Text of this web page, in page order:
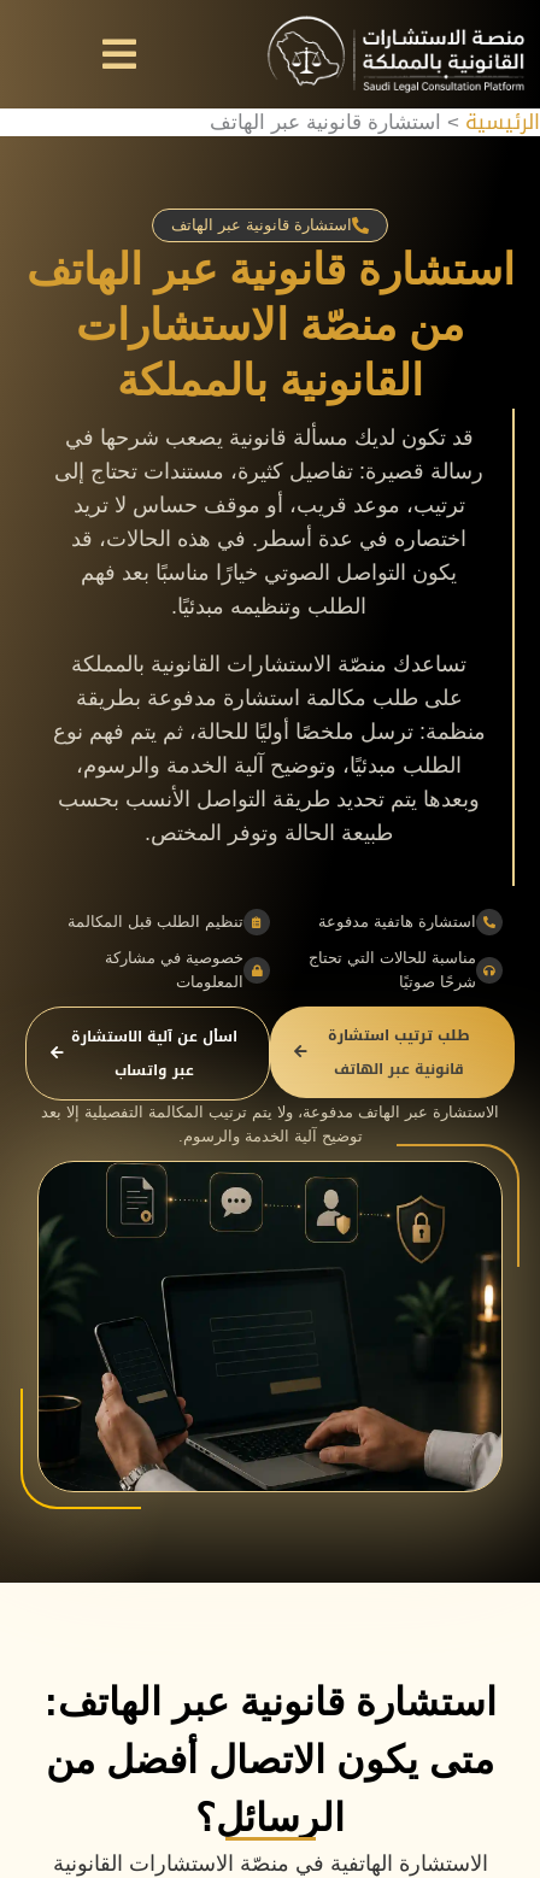
إلى
المحتوى
الرئيسية
استشارة قانونية عبر الهاتف
استشارة قانونية عبر الهاتف
استشارة قانونية عبر الهاتف
من منصّة الاستشارات
القانونية بالمملكة
قد تكون لديك مسألة قانونية يصعب شرحها في
رسالة قصيرة: تفاصيل كثيرة، مستندات تحتاج إلى
ترتيب، موعد قريب، أو موقف حساس لا تريد
اختصاره في عدة أسطر. في هذه الحالات، قد
يكون التواصل الصوتي خيارًا مناسبًا بعد فهم
الطلب وتنظيمه مبدئيًا.
تساعدك منصّة الاستشارات القانونية بالمملكة
على طلب مكالمة استشارة مدفوعة بطريقة
منظمة: ترسل ملخصًا أوليًا للحالة، ثم يتم فهم نوع
الطلب مبدئيًا، وتوضيح آلية الخدمة والرسوم،
وبعدها يتم تحديد طريقة التواصل الأنسب بحسب
طبيعة الحالة وتوفر المختص.
استشارة هاتفية مدفوعة
تنظيم الطلب قبل المكالمة
مناسبة للحالات التي تحتاج
شرحًا صوتيًا
خصوصية في مشاركة
المعلومات
طلب ترتيب استشارة
قانونية عبر الهاتف
اسأل عن آلية الاستشارة
عبر واتساب
الاستشارة عبر الهاتف مدفوعة، ولا يتم ترتيب المكالمة التفصيلية إلا بعد
توضيح آلية الخدمة والرسوم.
استشارة قانونية عبر الهاتف:
متى يكون الاتصال أفضل من
الرسائل؟
الاستشارة الهاتفية في منصّة الاستشارات القانونية